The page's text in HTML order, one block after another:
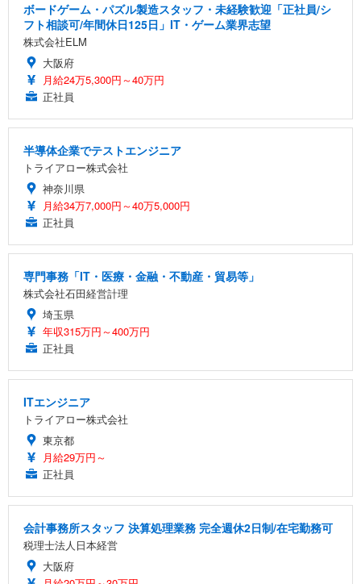
ボードゲーム・パズル製造スタッフ・未経験歓迎「正社員/シ
フト相談可/年間休日125日」IT・ゲーム業界志望
株式会社ELM
大阪府
月給24万5,300円～40万円
正社員
半導体企業でテストエンジニア
トライアロー株式会社
神奈川県
月給34万7,000円～40万5,000円
正社員
専門事務「IT・医療・金融・不動産・貿易等」
株式会社石田経営計理
埼玉県
年収315万円～400万円
正社員
ITエンジニア
トライアロー株式会社
東京都
月給29万円～
正社員
会計事務所スタッフ 決算処理業務 完全週休2日制/在宅勤務可
税理士法人日本経営
大阪府